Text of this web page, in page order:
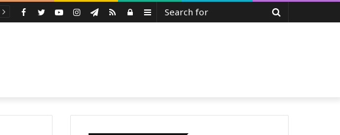
Sidebar
Log
RSS
Telegram
Instagram
YouTube
Twitter
Facebook